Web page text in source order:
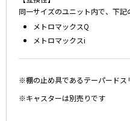
同一サイズのユニット内で、下記
メトロマックスQ
メトロマックスi
※棚の止め具であるテーパードス
※キャスターは別売りです